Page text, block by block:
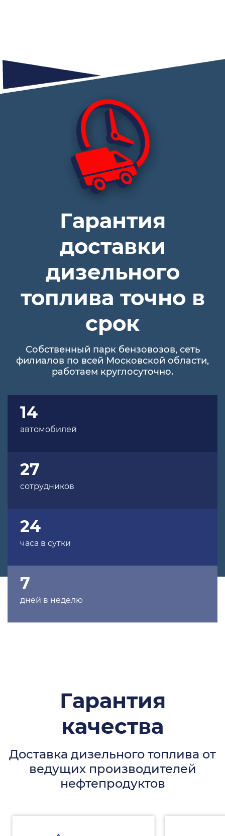
Гарантия
доставки
дизельного
топлива точно в
срок
Собственный парк бензовозов, сеть
филиалов по всей Московской области,
работаем круглосуточно.
14
автомобилей
27
сотрудников
24
часа в сутки
7
дней в неделю
Гарантия
качества
Доставка дизельного топлива от
ведущих производителей
нефтепродуктов